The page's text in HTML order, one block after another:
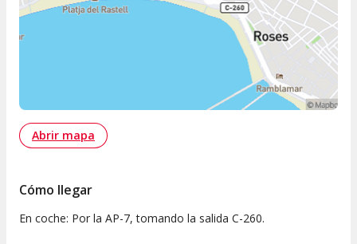
Abrir mapa
Cómo llegar
En coche: Por la AP-7, tomando la salida C-260.